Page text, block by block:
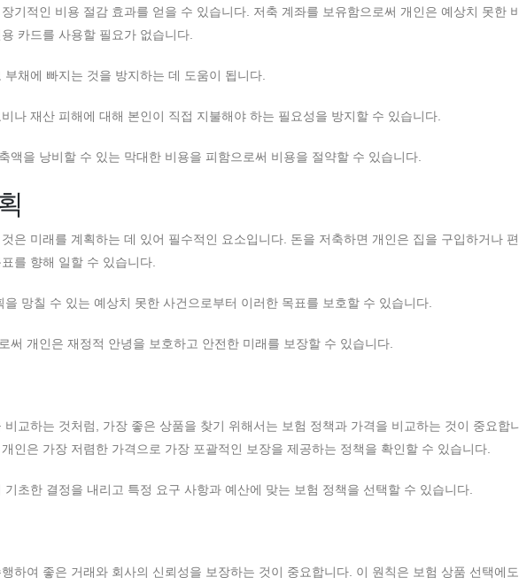
기적인 비용 절감 효과를 얻을 수 있습니다. 저축 계좌를 보유함으로써 개인은 예상치 못한
카드를 사용할 필요가 없습니다.
채에 빠지는 것을 방지하는 데 도움이 됩니다.
나 재산 피해에 대해 본인이 직접 지불해야 하는 필요성을 방지할 수 있습니다.
액을 낭비할 수 있는 막대한 비용을 피함으로써 비용을 절약할 수 있습니다.
은 미래를 계획하는 데 있어 필수적인 요소입니다. 돈을 저축하면 개인은 집을 구입하거나
를 향해 일할 수 있습니다.
망칠 수 있는 예상치 못한 사건으로부터 이러한 목표를 보호할 수 있습니다.
써 개인은 재정적 안녕을 보호하고 안전한 미래를 보장할 수 있습니다.
교하는 것처럼, 가장 좋은 상품을 찾기 위해서는 보험 정책과 가격을 비교하는 것이 중요합
인은 가장 저렴한 가격으로 가장 포괄적인 보장을 제공하는 정책을 확인할 수 있습니다.
초한 결정을 내리고 특정 요구 사항과 예산에 맞는 보험 정책을 선택할 수 있습니다.
하여 좋은 거래와 회사의 신뢰성을 보장하는 것이 중요합니다. 이 원칙은 보험 상품 선택에